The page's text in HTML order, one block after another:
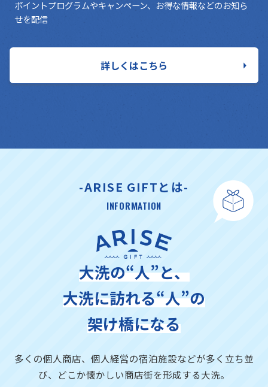
ポイントプログラムやキャンペーン、お得な情報などのお知ら
せを配信
詳しくはこちら
-ARISE GIFTとは-
INFORMATION
大洗の“人”と、
大洗に訪れる“人”の
架け橋になる
多くの個人商店、個人経営の宿泊施設などが多く立ち並
び、 どこか懐かしい商店街を形成する大洗。